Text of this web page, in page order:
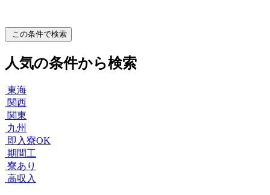
この条件で検索
人気の条件から検索
東海
関西
関東
九州
即入寮OK
期間工
寮あり
高収入